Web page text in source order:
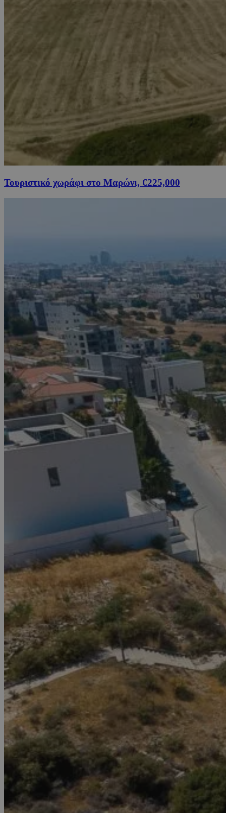
Τουριστικό χωράφι στο Μαρώνι, €225,000